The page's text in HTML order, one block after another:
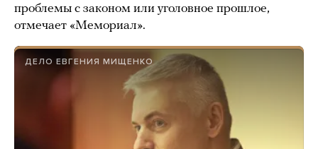
проблемы с законом или уголовное прошлое,
отмечает «Мемориал».
ДЕЛО ЕВГЕНИЯ МИЩЕНКО